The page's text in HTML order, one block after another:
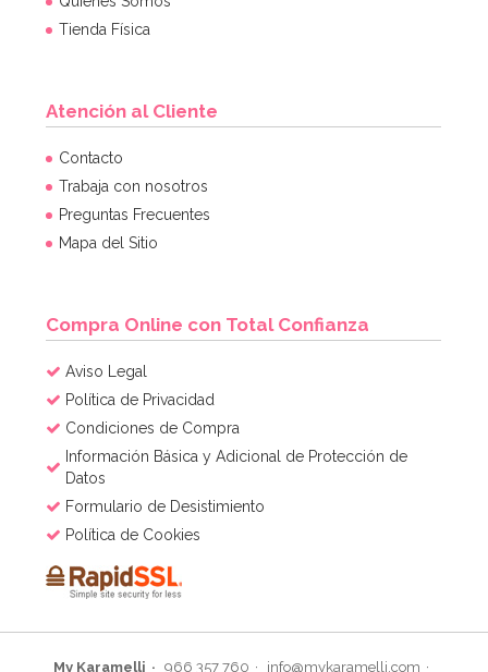
Tienda Física
Atención al Cliente
Contacto
Trabaja con nosotros
Preguntas Frecuentes
Mapa del Sitio
Compra Online con Total Confianza
Aviso Legal
Política de Privacidad
Condiciones de Compra
Información Básica y Adicional de Protección de
Datos
Formulario de Desistimiento
Política de Cookies
My Karamelli 966 357 760 info@mykaramelli.com